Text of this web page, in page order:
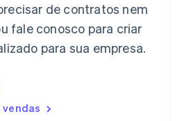
de contratos nem
fale conosco para criar
para sua empresa.
vendas